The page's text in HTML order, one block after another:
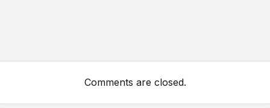
Comments are closed.